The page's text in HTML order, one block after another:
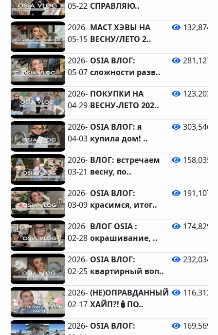
05-22 СПРАВЛЯЮ..
2026-
05-15
МАСТ ХЭВЫ НА
ВЕСНУ/ЛЕТО 2..
132,874
2026-
05-07
OSIA ВЛОГ:
сложности разв..
281,127
2026-
04-29
ПОКУПКИ НА
ВЕСНУ-ЛЕТО 202..
123,203
2026-
04-03
OSIA ВЛОГ: я
купила дом! ..
303,546
2026-
03-21
ВЛОГ: встречаем
весну, по..
158,035
2026-
03-09
OSIA ВЛОГ:
красимся, итог..
191,107
2026-
02-28
ВЛОГ OSIA :
окрашивание, ..
174,829
2026-
02-25
OSIA ВЛОГ:
квартирный воп..
232,034
2026-
02-17
(НЕ)ОПРАВДАННЫЙ
ХАЙП?!🧴ПО..
116,312
2026- OSIA ВЛОГ:
169,569